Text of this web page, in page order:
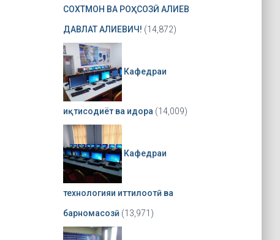
СОХТМОН ВА РОҲСОЗӢ АЛИЕВ
ДАВЛАТ АЛИЕВИЧ! (14,872)
Кафедраи
иқтисодиёт ва идора (14,009)
Кафедраи
технологияи иттилоотӣ ва
барномасозӣ (13,971)